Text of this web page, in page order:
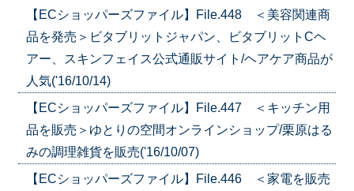
【ECショッパーズファイル】File.448 ＜美容関連商
品を発売＞ビタブリットジャパン、ビタブリットCヘ
アー、スキンフェイス公式通販サイト/ヘアケア商品が
人気('16/10/14)
【ECショッパーズファイル】File.447 ＜キッチン用
品を販売＞ゆとりの空間オンラインショップ/栗原はる
みの調理雑貨を販売('16/10/07)
【ECショッパーズファイル】File.446 ＜家電を販売